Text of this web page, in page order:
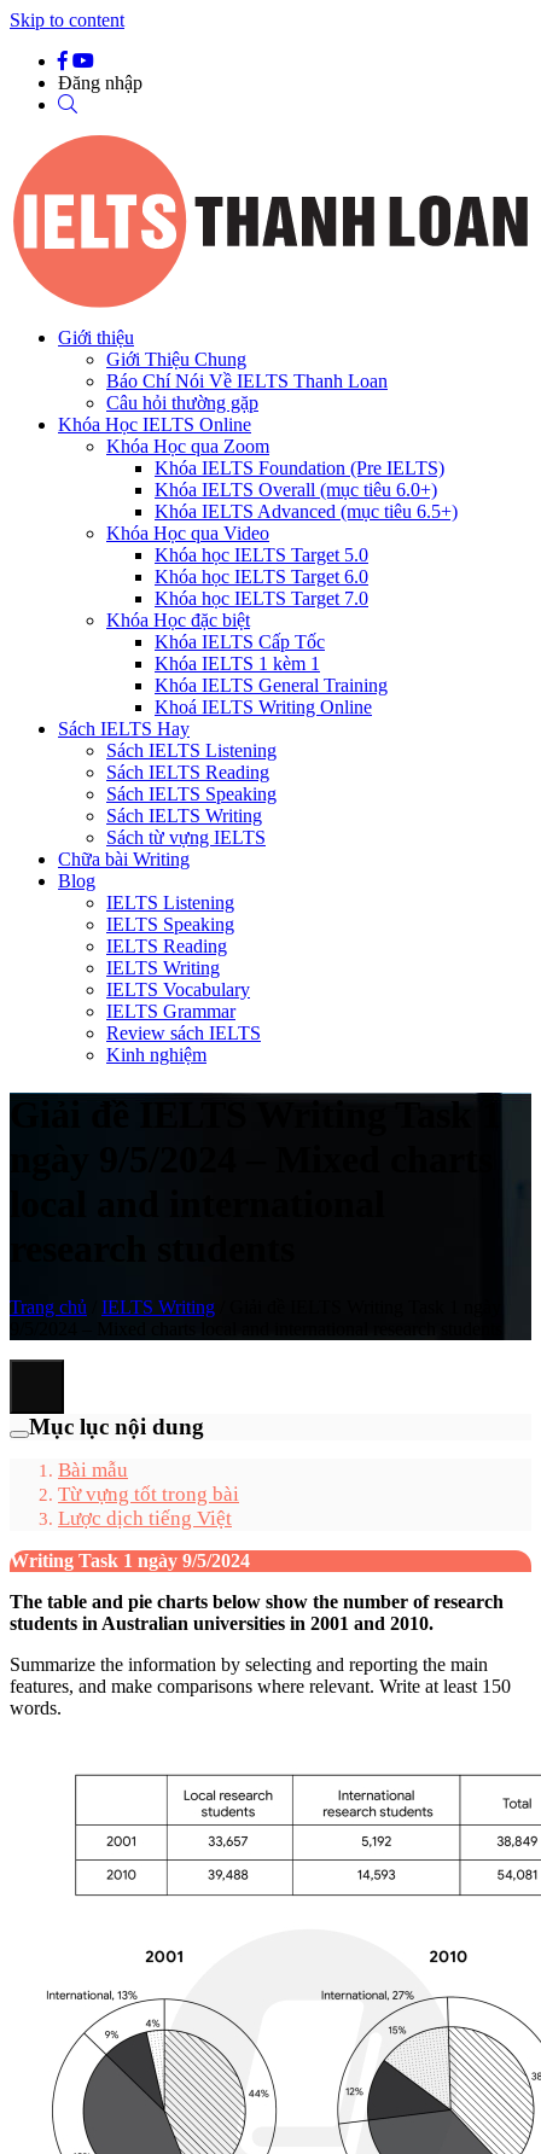
Skip to content
Đăng nhập
Giới thiệu
Giới Thiệu Chung
Báo Chí Nói Về IELTS Thanh Loan
Câu hỏi thường gặp
Khóa Học IELTS Online
Khóa Học qua Zoom
Khóa IELTS Foundation (Pre IELTS)
Khóa IELTS Overall (mục tiêu 6.0+)
Khóa IELTS Advanced (mục tiêu 6.5+)
Khóa Học qua Video
Khóa học IELTS Target 5.0
Khóa học IELTS Target 6.0
Khóa học IELTS Target 7.0
Khóa Học đặc biệt
Khóa IELTS Cấp Tốc
Khóa IELTS 1 kèm 1
Khóa IELTS General Training
Khoá IELTS Writing Online
Sách IELTS Hay
Sách IELTS Listening
Sách IELTS Reading
Sách IELTS Speaking
Sách IELTS Writing
Sách từ vựng IELTS
Chữa bài Writing
Blog
IELTS Listening
IELTS Speaking
IELTS Reading
IELTS Writing
IELTS Vocabulary
IELTS Grammar
Review sách IELTS
Kinh nghiệm
Giải đề IELTS Writing Task 1
Trang chủ IELTS Writing
Mục lục nội dung
Bài mẫu
Từ vựng tốt trong bài
Lược dịch tiếng Việt
Writing Task 1 ngày 9/5/2024
The table and pie charts below show the number of research
students in Australian universities in 2001 and 2010.
Summarize the information by selecting and reporting the main
features, and make comparisons where relevant. Write at least 150
words.